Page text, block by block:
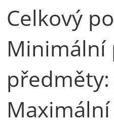
Celkový
Minimální
předměty: